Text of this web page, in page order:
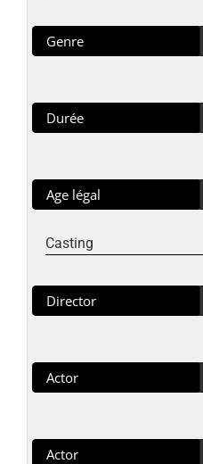
Genre
Durée
Age légal
Casting
Director
Actor
Actor